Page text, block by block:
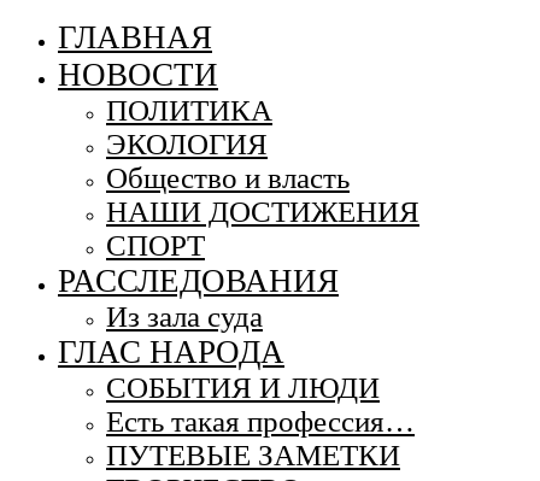
ГЛАВНАЯ
НОВОСТИ
ПОЛИТИКА
ЭКОЛОГИЯ
Общество и власть
НАШИ ДОСТИЖЕНИЯ
СПОРТ
РАССЛЕДОВАНИЯ
Из зала суда
ГЛАС НАРОДА
СОБЫТИЯ И ЛЮДИ
Есть такая профессия…
ПУТЕВЫЕ ЗАМЕТКИ